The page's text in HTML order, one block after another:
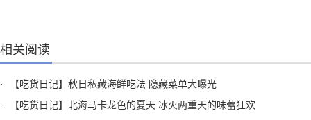
相关阅读
·
【吃货日记】秋日私藏海鲜吃法 隐藏菜单大曝光
·
【吃货日记】北海马卡龙色的夏天 冰火两重天的味蕾狂欢